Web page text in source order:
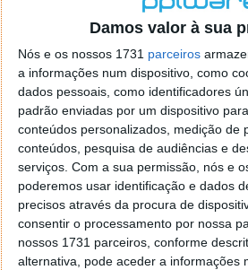
Damos valor à sua
Nós e os nossos 1731 parceiros
a informações num dispositivo, como
dados pessoais, como identificadores
padrão enviadas por um dispositivo
conteúdos personalizados, medição de
conteúdos, pesquisa de audiências e
serviços. Com a sua permissão, nós e
poderemos usar identificação e dados
precisos através da procura de
consentir o processamento por nossa
nossos 1731 parceiros, conforme
alternativa, pode aceder a informações
uma caixa estanque, que permite
Especificações e
Processador: iCatch V50
Armazenamento: microSD /
GB (não incluído)
Ecrã: LCD 2"
Bateria: 1100 mAh
Formato de vídeo: MP4